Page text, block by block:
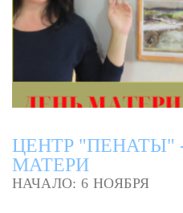
ЦЕНТР "ПЕНАТЫ"
МАТЕРИ
НАЧАЛО: 6 НОЯБРЯ